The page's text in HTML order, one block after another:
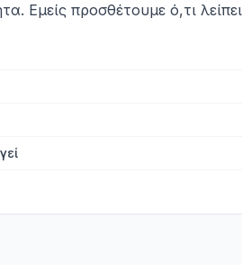
Εμείς προσθέτουμε ό,τι